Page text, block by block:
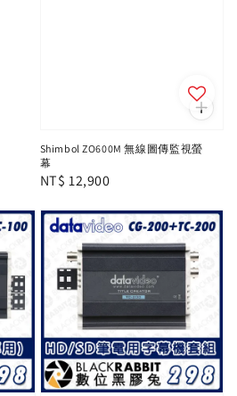
Shimbol ZO600M 無線圖傳監視螢
幕
Regular
NT$ 12,900